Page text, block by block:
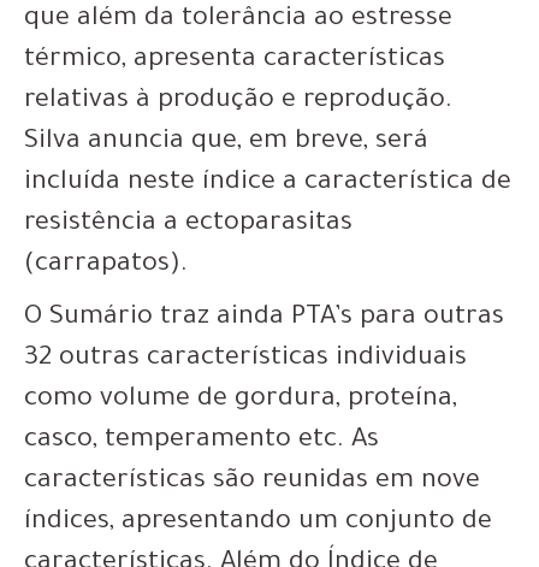
que além da tolerância ao estresse
térmico, apresenta características
relativas à produção e reprodução.
Silva anuncia que, em breve, será
incluída neste índice a característica de
resistência a ectoparasitas
(carrapatos).
O Sumário traz ainda PTA’s para outras
32 outras características individuais
como volume de gordura, proteína,
casco, temperamento etc. As
características são reunidas em nove
índices, apresentando um conjunto de